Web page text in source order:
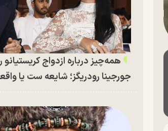
همه‌چیز درباره ازدواج کریستیانو
جورجینا رودریگز؛ شایعه ست یا